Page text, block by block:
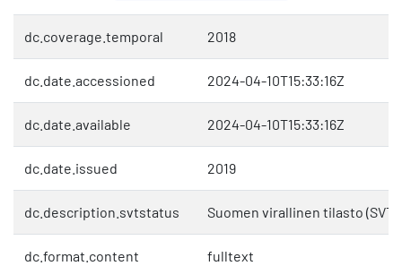
dc.coverage.temporal 2018
dc.date.accessioned 2024-04-10T15:33:16Z
dc.date.available 2024-04-10T15:33:16Z
dc.date.issued 2019
dc.description.svtstatus Suomen virallinen tilasto (SVT)
dc.format.content fulltext